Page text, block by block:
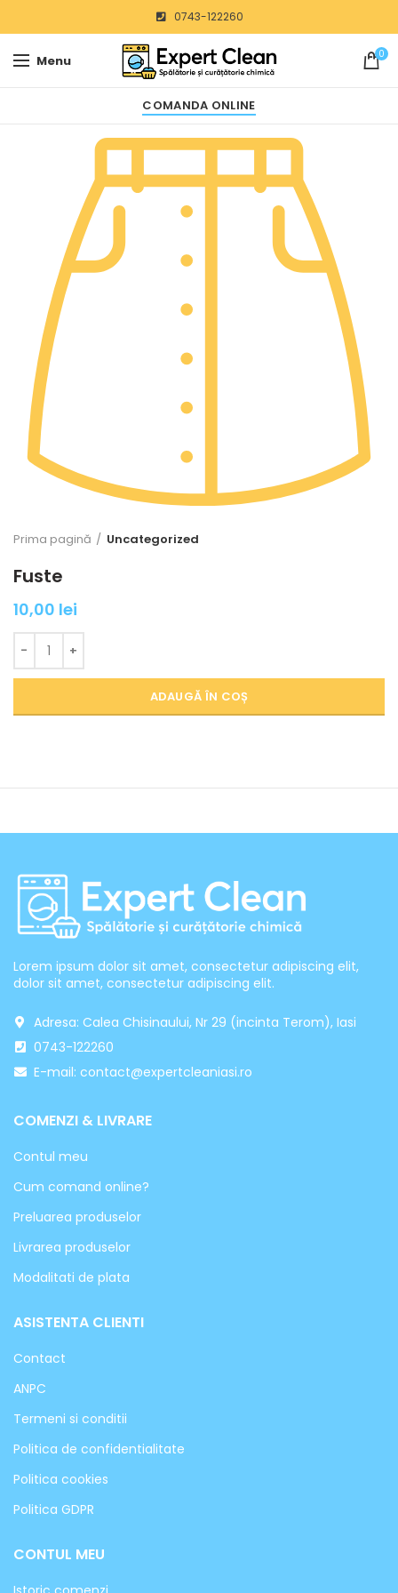
0743-122260
Menu 0
COMANDA ONLINE
Prima pagină Uncategorized
Fuste
10,00 lei
Cantitate Fuste
ADAUGĂ ÎN COȘ
Lorem ipsum dolor sit amet, consectetur adipiscing elit,
dolor sit amet, consectetur adipiscing elit.
Adresa: Calea Chisinaului, Nr 29 (incinta Terom), Iasi
0743-122260
E-mail: contact@expertcleaniasi.ro
COMENZI & LIVRARE
Contul meu
Cum comand online?
Preluarea produselor
Livrarea produselor
Modalitati de plata
ASISTENTA CLIENTI
Contact
ANPC
Termeni si conditii
Politica de confidentialitate
Politica cookies
Politica GDPR
CONTUL MEU